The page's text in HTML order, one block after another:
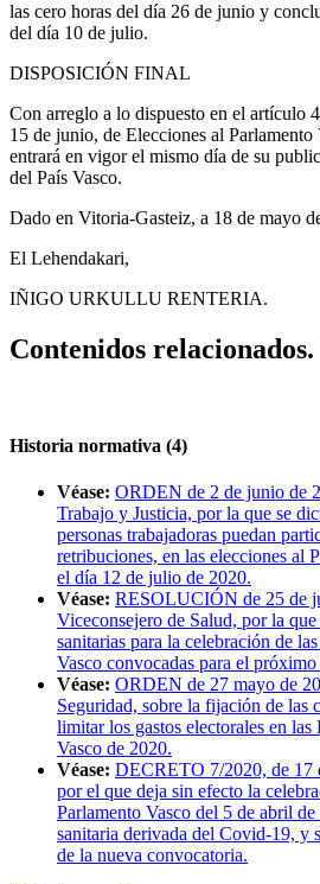
las cero horas del día 26 de junio y
del día 10 de julio.
DISPOSICIÓN FINAL
Con arreglo a lo dispuesto en el artículo
15 de junio, de Elecciones al Parlamento
entrará en vigor el mismo día de su
del País Vasco.
Dado en Vitoria-Gasteiz, a 18 de mayo
El Lehendakari,
IÑIGO URKULLU RENTERIA.
Contenidos relacionados.
Historia normativa (4)
Véase: ORDEN de 2 de junio de
Trabajo y Justicia, por la que se
personas trabajadoras puedan
retribuciones, en las elecciones al
el día 12 de julio de 2020.
Véase: RESOLUCIÓN de 25 de
Viceconsejero de Salud, por la
sanitarias para la celebración de
Vasco convocadas para el
Véase: ORDEN de 27 mayo de
Seguridad, sobre la fijación de las
limitar los gastos electorales en
Vasco de 2020.
Véase: DECRETO 7/2020, de 17
por el que deja sin efecto la
Parlamento Vasco del 5 de abril
sanitaria derivada del Covid-19, y
de la nueva convocatoria.